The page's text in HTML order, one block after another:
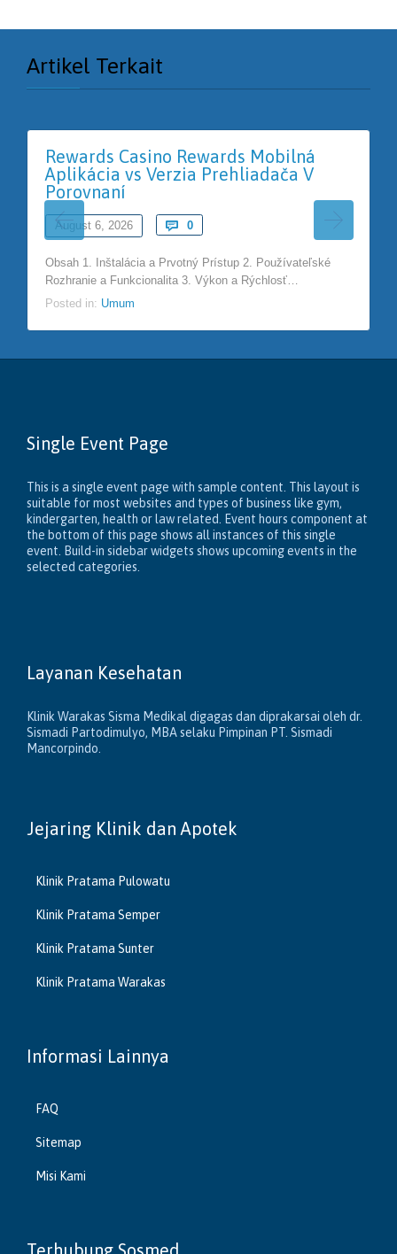
Artikel Terkait
Rewards Casino Rewards Mobilná
Aplikácia vs Verzia Prehliadača V
Porovnaní
August 6, 2026  0Comments
Obsah 1. Inštalácia a Prvotný Prístup 2. Používateľské
Rozhranie a Funkcionalita 3. Výkon a Rýchlosť…
Posted in: Umum
Single Event Page
This is a single event page with sample content. This layout is
suitable for most websites and types of business like gym,
kindergarten, health or law related. Event hours component at
the bottom of this page shows all instances of this single
event. Build-in sidebar widgets shows upcoming events in the
selected categories.
Layanan Kesehatan
Klinik Warakas Sisma Medikal digagas dan diprakarsai oleh dr.
Sismadi Partodimulyo, MBA selaku Pimpinan PT. Sismadi
Mancorpindo.
Jejaring Klinik dan Apotek
Klinik Pratama Pulowatu
Klinik Pratama Semper
Klinik Pratama Sunter
Klinik Pratama Warakas
Informasi Lainnya
FAQ
Sitemap
Misi Kami